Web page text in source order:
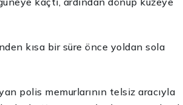
kısa bir süre önce yoldan sola
polis memurlarının telsiz aracıyla